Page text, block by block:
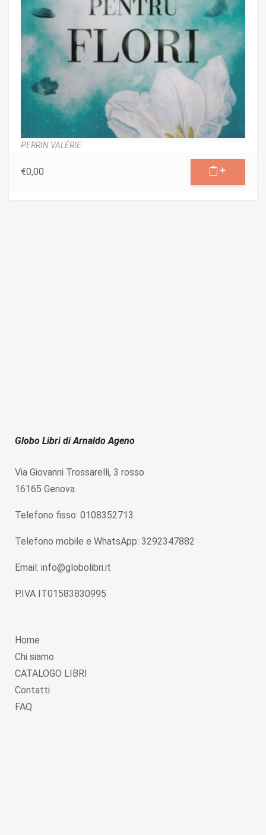
PERRIN VALÉRIE
€0,00
Globo Libri di Arnaldo Ageno
Via Giovanni Trossarelli, 3 rosso
16165 Genova
Telefono fisso: 0108352713
Telefono mobile e WhatsApp: 3292347882
Email: info@globolibri.it
P.IVA IT01583830995
Home
Chi siamo
CATALOGO LIBRI
Contatti
FAQ